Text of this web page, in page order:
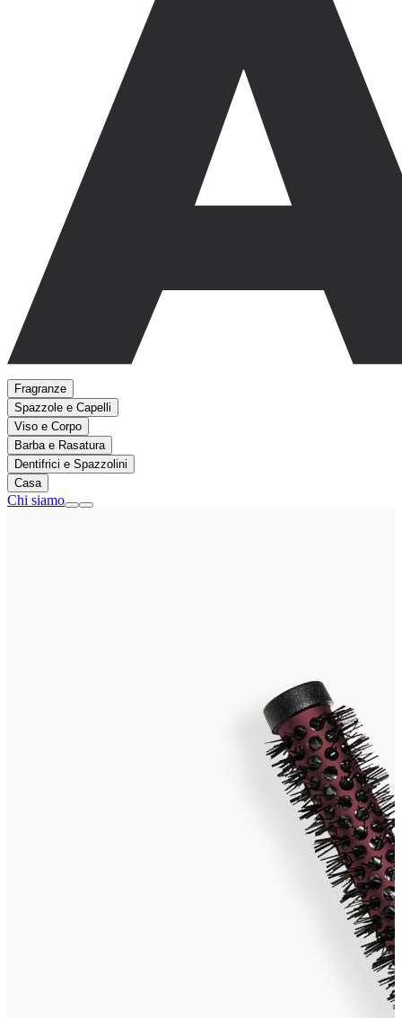
Fragranze
Spazzole e Capelli
Viso e Corpo
Barba e Rasatura
Dentifrici e Spazzolini
Casa
Chi siamo